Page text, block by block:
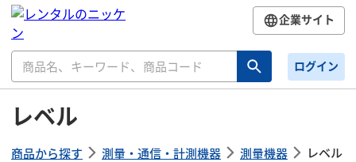
企業サイト
ログイン
レベル
商品から探す 測量・通信・計測機器 測量機器 レベル